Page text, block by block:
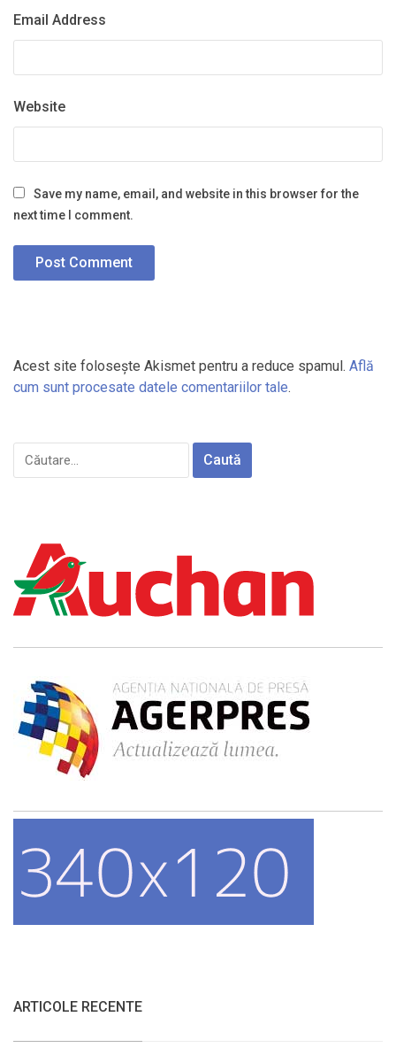
Email Address
Website
Save my name, email, and website in this browser for the
next time I comment.
Acest site folosește Akismet pentru a reduce spamul. Află
cum sunt procesate datele comentariilor tale.
Caută
după:
ARTICOLE RECENTE